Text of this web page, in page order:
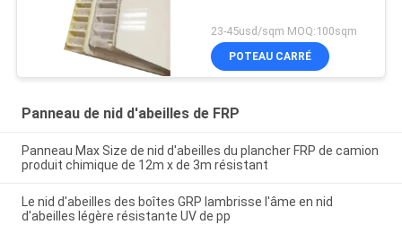
23-45usd/sqm MOQ:100sqm
POTEAU CARRÉ
Panneau de nid d'abeilles de FRP
Panneau Max Size de nid d'abeilles du plancher FRP de camion
produit chimique de 12m x de 3m résistant
Le nid d'abeilles des boîtes GRP lambrisse l'âme en nid
d'abeilles légère résistante UV de pp